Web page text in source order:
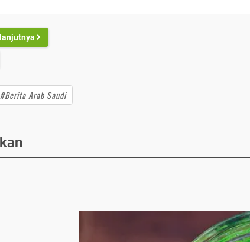
#Berita Arab Saudi